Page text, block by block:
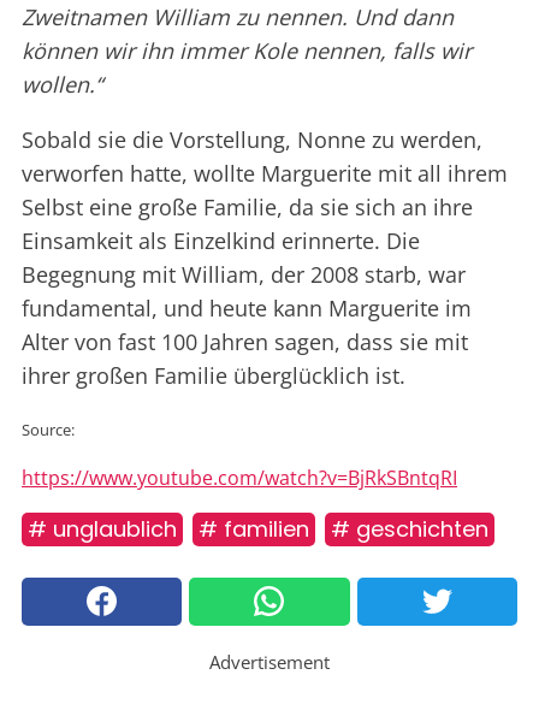
Zweitnamen William zu nennen. Und dann
können wir ihn immer Kole nennen, falls wir
wollen.“
Sobald sie die Vorstellung, Nonne zu werden,
verworfen hatte, wollte Marguerite mit all ihrem
Selbst eine große Familie, da sie sich an ihre
Einsamkeit als Einzelkind erinnerte. Die
Begegnung mit William, der 2008 starb, war
fundamental, und heute kann Marguerite im
Alter von fast 100 Jahren sagen, dass sie mit
ihrer großen Familie überglücklich ist.
Source:
https://www.youtube.com/watch?v=BjRkSBntqRI
# unglaublich # familien # geschichten
Advertisement